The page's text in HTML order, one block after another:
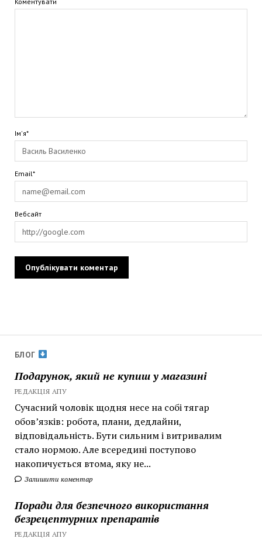
БЛОГ
Подарунок, який не купиш у магазині
РЕДАКЦІЯ АПУ
Сучасний чоловік щодня несе на собі тягар
обов’язків: робота, плани, дедлайни,
відповідальність. Бути сильним і витривалим
стало нормою. Але всередині поступово
накопичується втома, яку не...
Залишити коментар
Поради для безпечного використання
безрецептурних препаратів
РЕДАКЦІЯ АПУ
Ім'я*
Email*
Вебсайт